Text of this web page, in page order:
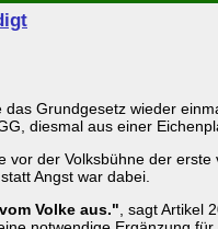
das Grundgesetz wieder
diesmal aus einer
vor der Volksbühne der
Angst war dabei.
Volke aus." , sagt Artikel